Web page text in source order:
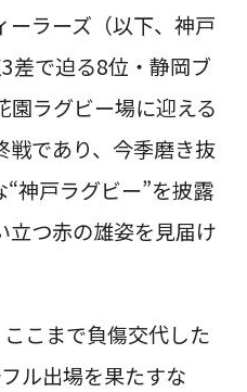
ーラーズ（以下、神戸
差で迫る8位・静岡ブ
園ラグビー場に迎える
戦であり、今季磨き抜
神戸ラグビー”を披露
立つ赤の雄姿を見届け
こまで負傷交代した
ル出場を果たすな